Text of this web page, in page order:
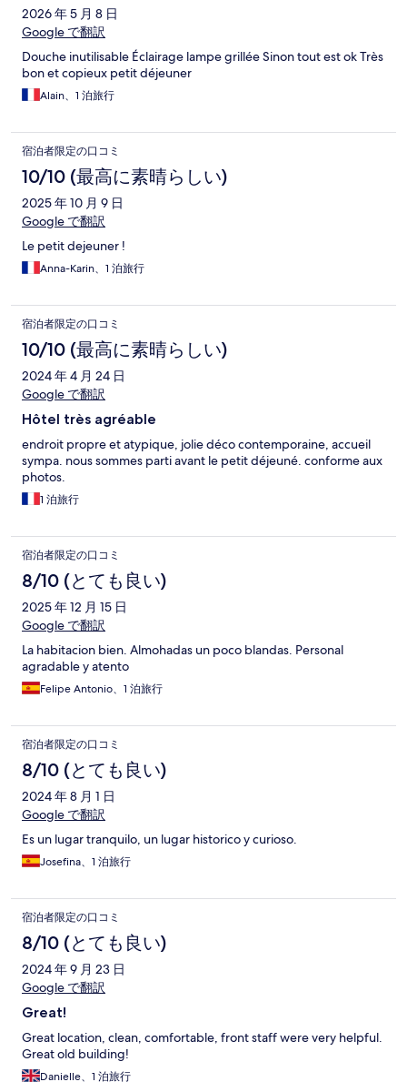
2026 年 5 月 8 日
Google で翻訳
Douche inutilisable Éclairage lampe grillée Sinon tout est ok Très
bon et copieux petit déjeuner
Alain、1 泊旅行
宿泊者限定の口コミ
10/10 (最高に素晴らしい)
2025 年 10 月 9 日
Google で翻訳
Le petit dejeuner !
Anna-Karin、1 泊旅行
宿泊者限定の口コミ
10/10 (最高に素晴らしい)
2024 年 4 月 24 日
Google で翻訳
Hôtel très agréable
endroit propre et atypique, jolie déco contemporaine, accueil
sympa. nous sommes parti avant le petit déjeuné. conforme aux
photos.
1 泊旅行
宿泊者限定の口コミ
8/10 (とても良い)
2025 年 12 月 15 日
Google で翻訳
La habitacion bien. Almohadas un poco blandas. Personal
agradable y atento
Felipe Antonio、1 泊旅行
宿泊者限定の口コミ
8/10 (とても良い)
2024 年 8 月 1 日
Google で翻訳
Es un lugar tranquilo, un lugar historico y curioso.
Josefina、1 泊旅行
宿泊者限定の口コミ
8/10 (とても良い)
2024 年 9 月 23 日
Google で翻訳
Great!
Great location, clean, comfortable, front staff were very helpful.
Great old building!
Danielle、1 泊旅行